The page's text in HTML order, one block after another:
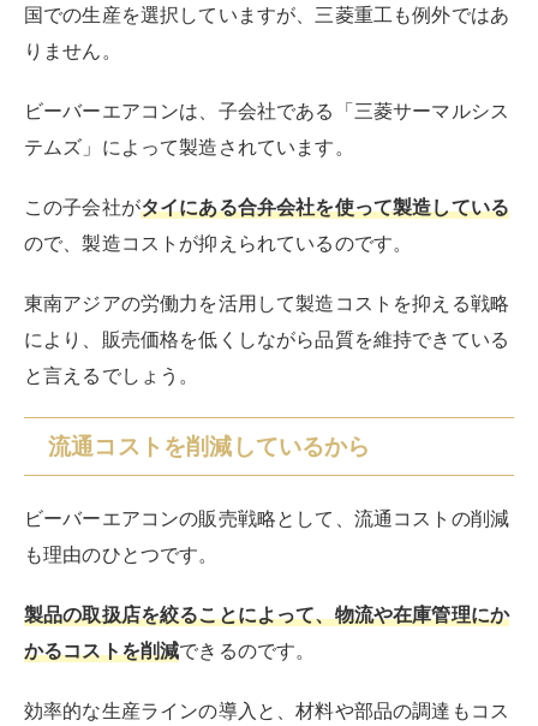
国での生産を選択していますが、三菱重工も例外ではあ
りません。
ビーバーエアコンは、子会社である「三菱サーマルシス
テムズ」によって製造されています。
この子会社がタイにある合弁会社を使って製造している
ので、製造コストが抑えられているのです。
東南アジアの労働力を活用して製造コストを抑える戦略
により、販売価格を低くしながら品質を維持できている
と言えるでしょう。
流通コストを削減しているから
ビーバーエアコンの販売戦略として、流通コストの削減
も理由のひとつです。
製品の取扱店を絞ることによって、物流や在庫管理にか
かるコストを削減できるのです。
効率的な生産ラインの導入と、材料や部品の調達もコス